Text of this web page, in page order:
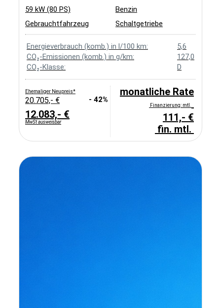
59 kW (80 PS)
Benzin
Gebrauchtfahrzeug
Schaltgetriebe
Energieverbrauch (komb.) in l/100 km:
5,6
CO₂-Emissionen (komb.) in g/km:
127,0
CO₂-Klasse:
D
Ehemaliger Neupreis*
20.705,- € - 42%
12.083,- €
MwSt ausweisbar
monatliche Rate
Finanzierung: mtl.
111,- €
fin. mtl.